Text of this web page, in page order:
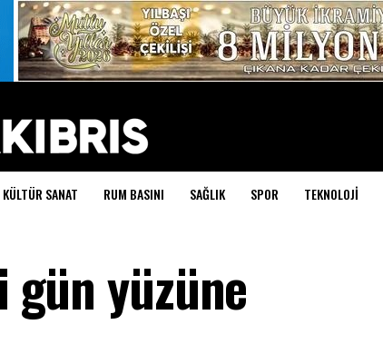
KÜLTÜR SANAT RUM BASINI SAĞLIK SPOR TEKNOLOJI
yüzüne